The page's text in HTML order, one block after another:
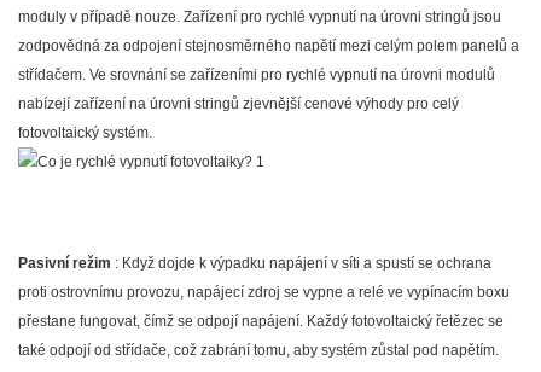
moduly v případě nouze. Zařízení pro rychlé vypnutí na úrovni stringů jsou
zodpovědná za odpojení stejnosměrného napětí mezi celým polem panelů a
střídačem. Ve srovnání se zařízeními pro rychlé vypnutí na úrovni modulů
nabízejí zařízení na úrovni stringů zjevnější cenové výhody pro celý
fotovoltaický systém.
Pasivní režim : Když dojde k výpadku napájení v síti a spustí se ochrana
proti ostrovnímu provozu, napájecí zdroj se vypne a relé ve vypínacím boxu
přestane fungovat, čímž se odpojí napájení. Každý fotovoltaický řetězec se
také odpojí od střídače, což zabrání tomu, aby systém zůstal pod napětím.